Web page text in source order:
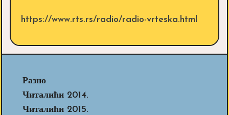
https://www.rts.rs/radio/radio-vrteska.html
Разно
Читалићи 2014.
Читалићи 2015.